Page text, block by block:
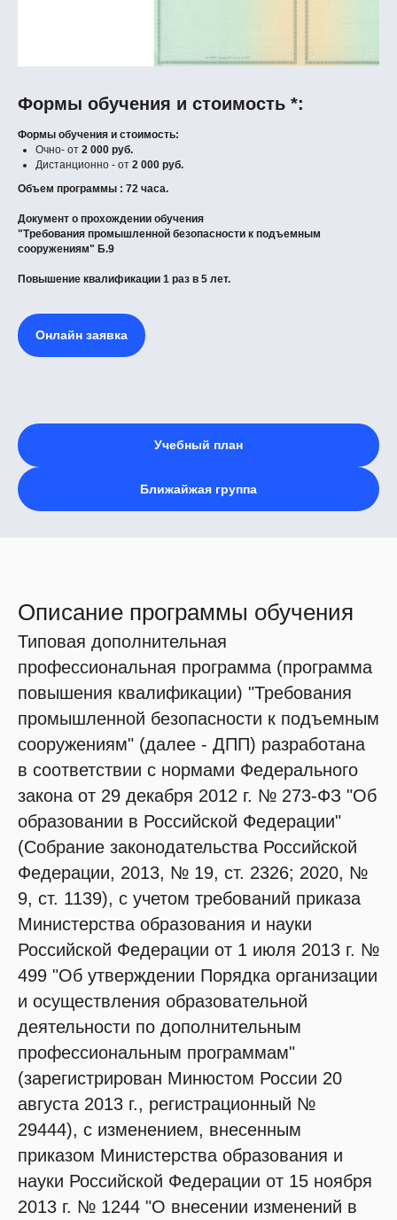
Формы обучения и стоимость *:
Формы обучения и стоимость:
Очно- от 2 000 руб.
Дистанционно - от 2 000 руб.
Объем программы : 72 часа.
Документ о прохождении обучения
"Требования промышленной безопасности к подъемным
сооружениям" Б.9
Повышение квалификации 1 раз в 5 лет.
Онлайн заявка
Учебный план
Ближайжая группа
Описание программы обучения
Типовая дополнительная
профессиональная программа (программа
повышения квалификации) "Требования
промышленной безопасности к подъемным
сооружениям" (далее - ДПП) разработана
в соответствии с нормами Федерального
закона от 29 декабря 2012 г. № 273-ФЗ "Об
образовании в Российской Федерации"
(Собрание законодательства Российской
Федерации, 2013, № 19, ст. 2326; 2020, №
9, ст. 1139), с учетом требований приказа
Министерства образования и науки
Российской Федерации от 1 июля 2013 г. №
499 "Об утверждении Порядка организации
и осуществления образовательной
деятельности по дополнительным
профессиональным программам"
(зарегистрирован Минюстом России 20
августа 2013 г., регистрационный №
29444), с изменением, внесенным
приказом Министерства образования и
науки Российской Федерации от 15 ноября
2013 г. № 1244 "О внесении изменений в